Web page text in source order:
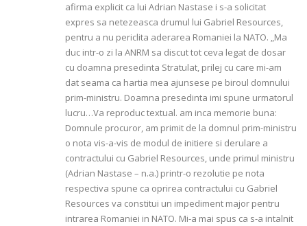
afirma explicit ca lui Adrian Nastase i s-a solicitat
expres sa netezeasca drumul lui Gabriel Resources,
pentru a nu periclita aderarea Romaniei la NATO. „Ma
duc intr-o zi la ANRM sa discut tot ceva legat de dosar
cu doamna presedinta Stratulat, prilej cu care mi-am
dat seama ca hartia mea ajunsese pe biroul domnului
prim-ministru. Doamna presedinta imi spune urmatorul
lucru…Va reproduc textual. am inca memorie buna:
Domnule procuror, am primit de la domnul prim-ministru
o nota vis-a-vis de modul de initiere si derulare a
contractului cu Gabriel Resources, unde primul ministru
(Adrian Nastase – n.a.) printr-o rezolutie pe nota
respectiva spune ca oprirea contractului cu Gabriel
Resources va constitui un impediment major pentru
intrarea Romaniei in NATO. Mi-a mai spus ca s-a intalnit